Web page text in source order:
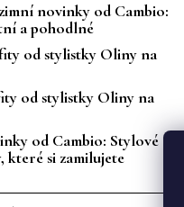
novinky od Cambio:
a pohodlné
od stylistky Oliny na
od stylistky Oliny na
od Cambio: Stylové
které si zamilujete